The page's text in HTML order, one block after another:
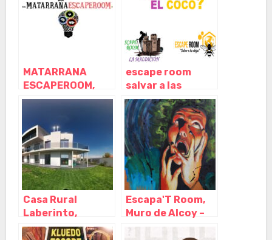
MATARRANA
ESCAPEROOM,
Cretas – Teruel
escape room
salvar a las
abejas, Mas de las
Matas – Teruel
Casa Rural
Laberinto,
Tornos – Teruel
Escapa'T Room,
Muro de Alcoy –
Alicante